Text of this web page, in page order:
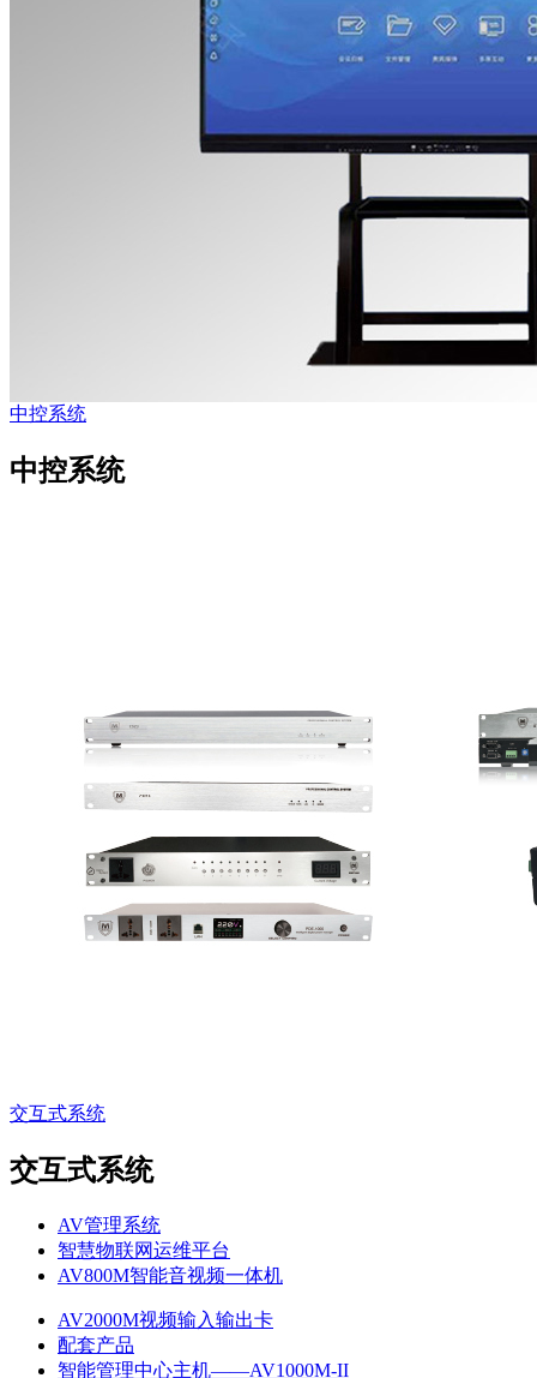
中控系统
中控系统
交互式系统
交互式系统
AV管理系统
智慧物联网运维平台
AV800M智能音视频一体机
AV2000M视频输入输出卡
配套产品
智能管理中心主机——AV1000M-II